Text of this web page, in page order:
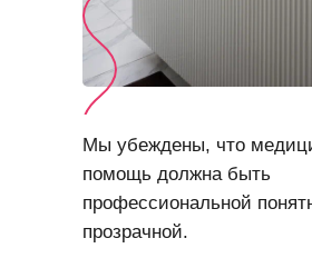
Мы убеждены, что
помощь должна быть
профессиональной
прозрачной.